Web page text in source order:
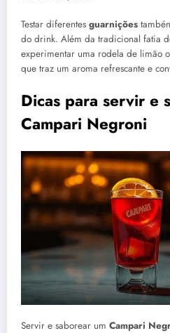
Testar diferentes guarnições
do drink. Além da tradicional fatia
experimentar uma rodela de limão
que traz um aroma refrescante e
Dicas para servir e
Campari Negroni
Servir e saborear um Campari